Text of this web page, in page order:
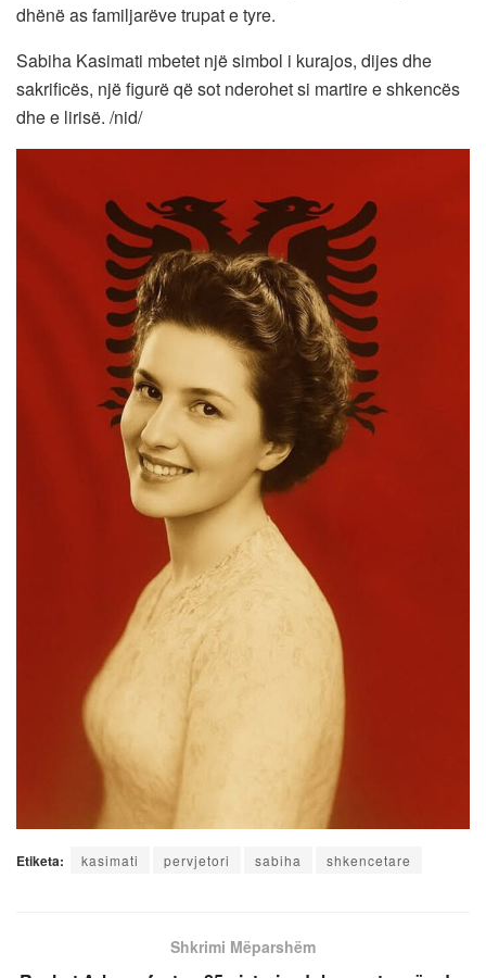
dhënë as familjarëve trupat e tyre.
Sabiha Kasimati mbetet një simbol i kurajos, dijes dhe
sakrificës, një figurë që sot nderohet si martire e shkencës
dhe e lirisë. /nid/
Etiketa: kasimati pervjetori sabiha shkencetare
Shkrimi Mëparshëm